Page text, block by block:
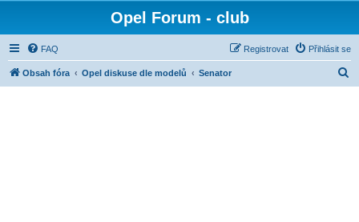
Opel Forum - club
FAQ Přihlásit se
Registrovat
Obsah fóra Opel diskuse dle modelů Senator